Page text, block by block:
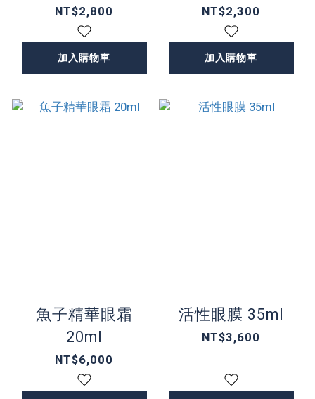
NT$2,800
加入購物車
NT$2,300
加入購物車
魚子精華眼霜
20ml
NT$6,000
活性眼膜 35ml
NT$3,600